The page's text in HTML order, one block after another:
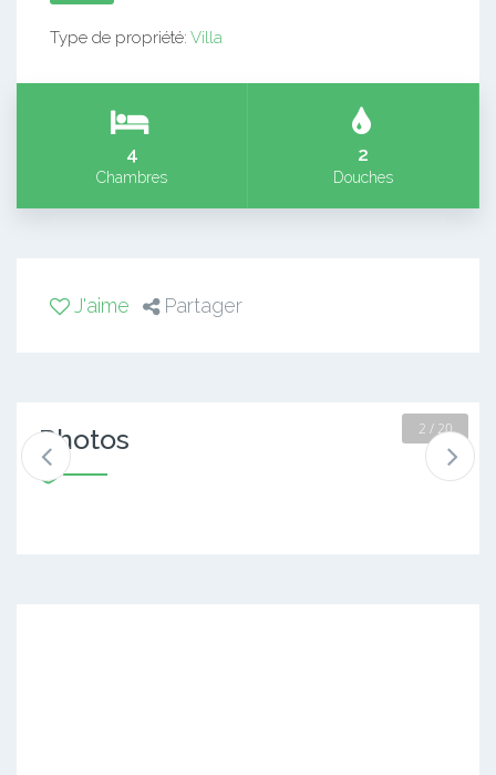
Type de propriété: Villa
4
Chambres
2
Douches
J'aime Partager
Photos 2 / 20